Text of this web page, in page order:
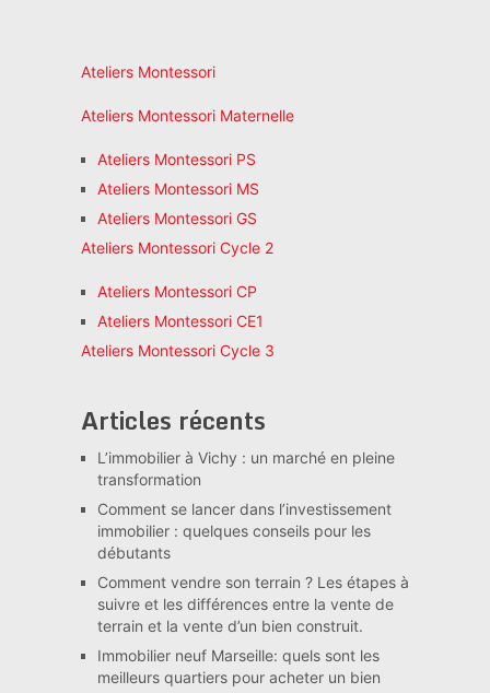
Ateliers Montessori
Ateliers Montessori Maternelle
Ateliers Montessori PS
Ateliers Montessori MS
Ateliers Montessori GS
Ateliers Montessori Cycle 2
Ateliers Montessori CP
Ateliers Montessori CE1
Ateliers Montessori Cycle 3
Articles récents
L’immobilier à Vichy : un marché en pleine
transformation
Comment se lancer dans l’investissement
immobilier : quelques conseils pour les
débutants
Comment vendre son terrain ? Les étapes à
suivre et les différences entre la vente de
terrain et la vente d’un bien construit.
Immobilier neuf Marseille: quels sont les
meilleurs quartiers pour acheter un bien